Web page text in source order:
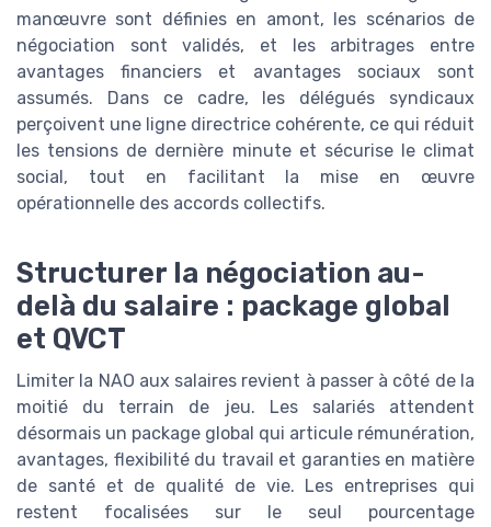
manœuvre sont définies en amont, les scénarios de
négociation sont validés, et les arbitrages entre
avantages financiers et avantages sociaux sont
assumés. Dans ce cadre, les délégués syndicaux
perçoivent une ligne directrice cohérente, ce qui réduit
les tensions de dernière minute et sécurise le climat
social, tout en facilitant la mise en œuvre
opérationnelle des accords collectifs.
Structurer la négociation au-
delà du salaire : package global
et QVCT
Limiter la NAO aux salaires revient à passer à côté de la
moitié du terrain de jeu. Les salariés attendent
désormais un package global qui articule rémunération,
avantages, flexibilité du travail et garanties en matière
de santé et de qualité de vie. Les entreprises qui
restent focalisées sur le seul pourcentage